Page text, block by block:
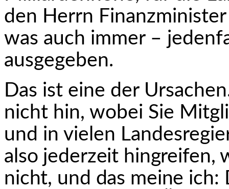
den Herrn
was auch immer –
ausgegeben.
Das ist eine der
nicht hin, wobei Sie
und in vielen
also jederzeit hingreifen,
nicht, und das mei­ne ich: